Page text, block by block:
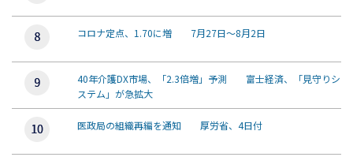
コロナ定点、1.70に増 7月27日～8月2日
40年介護DX市場、「2.3倍増」予測 富士経済、「見守りシ
ステム」が急拡大
医政局の組織再編を通知 厚労省、4日付